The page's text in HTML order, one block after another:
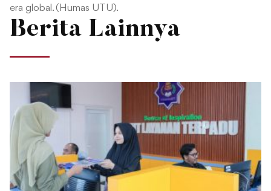
era global. (Humas UTU).
Berita Lainnya